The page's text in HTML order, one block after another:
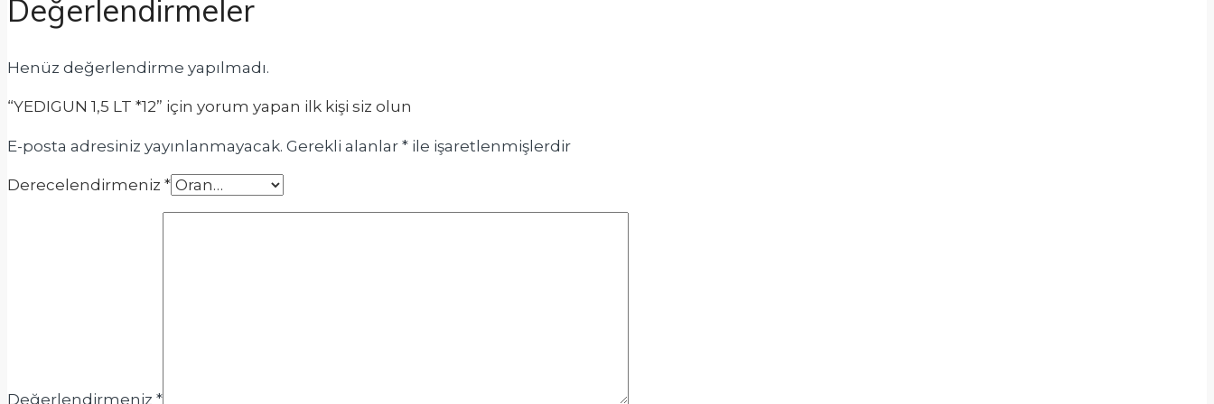
Değerlendirmeler
Henüz değerlendirme yapılmadı.
“YEDIGUN 1,5 LT *12” için yorum yapan ilk kişi siz olun
E-posta adresiniz yayınlanmayacak. Gerekli alanlar * ile işaretlenmişlerdir
Derecelendirmeniz *
Değerlendirmeniz *